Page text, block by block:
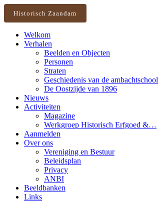
Historisch Zaandam
Welkom
Verhalen
Beelden en Objecten
Personen
Straten
Geschiedenis van de ambachtschool
De Oostzijde van 1896
Nieuws
Activiteiten
Magazine
Werkgroep Historisch Erfgoed &…
Aanmelden
Over ons
Vereniging en Bestuur
Beleidsplan
Privacy
ANBI
Beeldbanken
Links